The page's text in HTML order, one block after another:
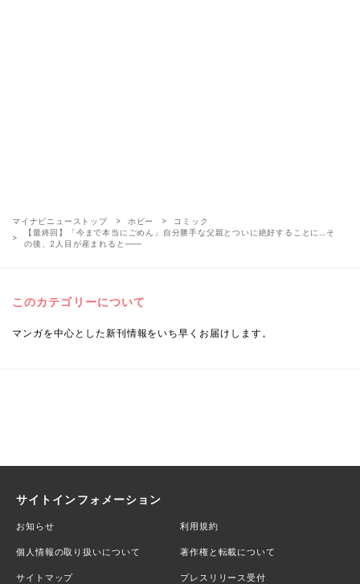
マイナビニューストップ ホビー
コミック
【最終回】「今まで本当にごめん」自分勝手な父親とついに絶好することに…そ
の後、2人目が産まれると――
このカテゴリーについて
マンガを中心とした新刊情報をいち早くお届けします。
サイトインフォメーション
お知らせ 利用規約
個人情報の取り扱いについて 著作権と転載について
サイトマップ プレスリリース受付